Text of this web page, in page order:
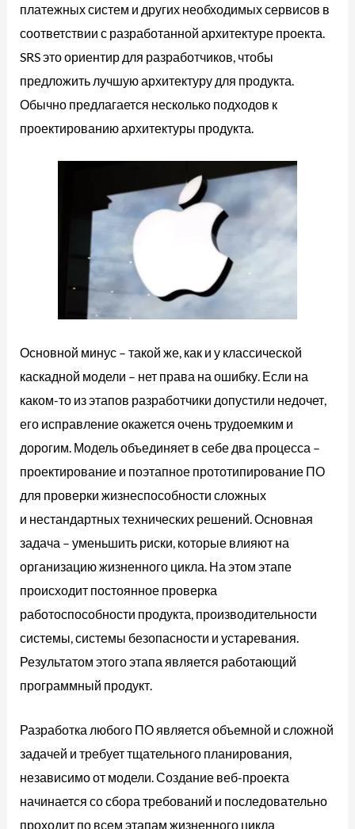
платежных систем и других необходимых сервисов в
соответствии с разработанной архитектуре проекта.
SRS это ориентир для разработчиков, чтобы
предложить лучшую архитектуру для продукта.
Обычно предлагается несколько подходов к
проектированию архитектуры продукта.
Основной минус – такой же, как и у классической
каскадной модели – нет права на ошибку. Если на
каком-то из этапов разработчики допустили недочет,
его исправление окажется очень трудоемким и
дорогим. Модель объединяет в себе два процесса –
проектирование и поэтапное прототипирование ПО
для проверки жизнеспособности сложных
и нестандартных технических решений. Основная
задача – уменьшить риски, которые влияют на
организацию жизненного цикла. На этом этапе
происходит постоянное проверка
работоспособности продукта, производительности
системы, системы безопасности и устаревания.
Результатом этого этапа является работающий
программный продукт.
Разработка любого ПО является объемной и сложной
задачей и требует тщательного планирования,
независимо от модели. Создание веб-проекта
начинается со сбора требований и последовательно
проходит по всем этапам жизненного цикла